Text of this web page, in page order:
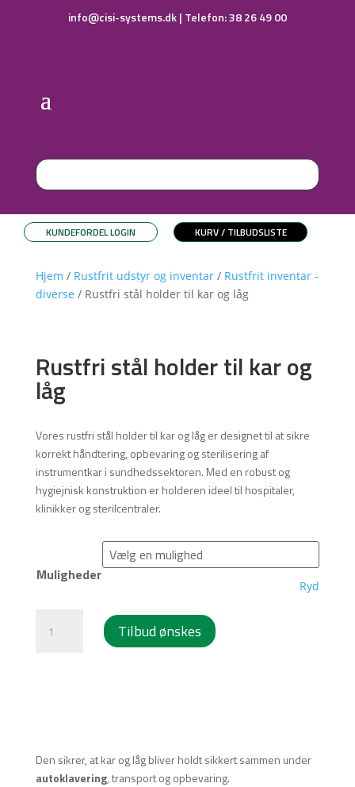
info@cisi-systems.dk| Telefon: 38 26 49 00
Products
search
KUNDEFORDEL LOGIN KURV / TILBUDSLISTE
Hjem / Rustfrit udstyr og inventar/ Rustfrit inventar -
diverse / Rustfri stål holder til kar og låg
Rustfri stål holder til kar og
låg
Vores rustfri stål holder til kar og låg er designet til at sikre
korrekt håndtering, opbevaring og sterilisering af
instrumentkar i sundhedssektoren. Med en robust og
hygiejnisk konstruktion er holderen ideel til hospitaler,
klinikker og sterilcentraler.
Muligheder
Ryd
stål
antal
Tilbud ønskes
Den sikrer, at kar og låg bliver holdt sikkert sammen under
autoklavering, transport og opbevaring.